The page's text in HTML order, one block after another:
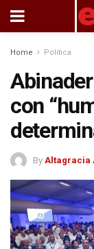
Home Política
con
By Altagracia